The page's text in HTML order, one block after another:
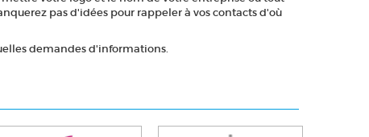
pas d'idées pour rappeler à vos contacts d'où
demandes d'informations.